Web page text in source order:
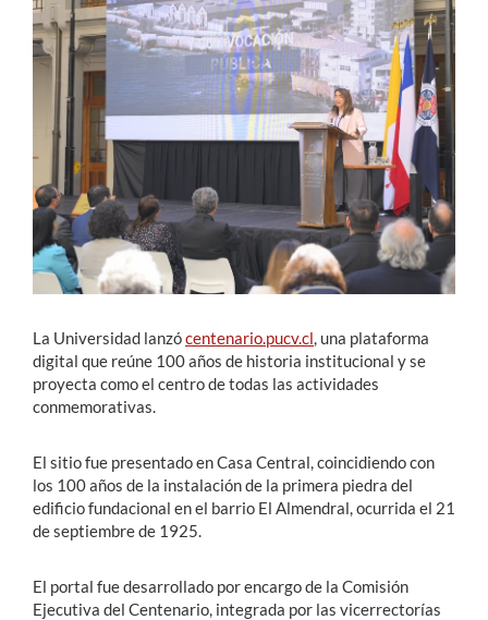
Formación Continua
Estudiantes
Académicos
Funcionarios
Alumni
La Universidad lanzócentenario.pucv.cl , una plataforma
digital que reúne 100 años de historia institucional y se
proyecta como el centro de todas las actividades
conmemorativas.
El sitio fue presentado en Casa Central, coincidiendo con
los 100 años de la instalación de la primera piedra del
edificio fundacional en el barrio El Almendral, ocurrida el 21
de septiembre de 1925.
El portal fue desarrollado por encargo de la Comisión
Ejecutiva del Centenario, integrada por las vicerrectorías